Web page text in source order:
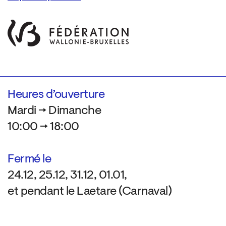
Heures d’ouverture
Mardi → Dimanche
10:00 → 18:00
Fermé le
24.12, 25.12, 31.12, 01.01,
et pendant le Laetare (Carnaval)